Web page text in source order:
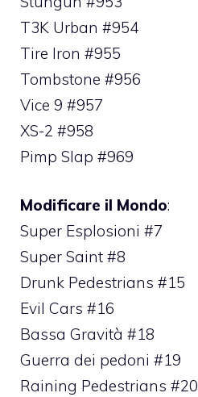
T3K Urban #954
Tire Iron #955
Tombstone #956
Vice 9 #957
XS-2 #958
Pimp Slap #969
Modificare il Mondo:
Super Esplosioni #7
Super Saint #8
Drunk Pedestrians #15
Evil Cars #16
Bassa Gravità #18
Guerra dei pedoni #19
Raining Pedestrians #20